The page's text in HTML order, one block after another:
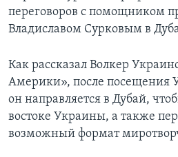
переговоров с помощником
Владиславом Сурковым в
Как рассказал Волкер
Америки», после посещения
он направляется в Дубай,
востоке Украины, а также
возможный формат